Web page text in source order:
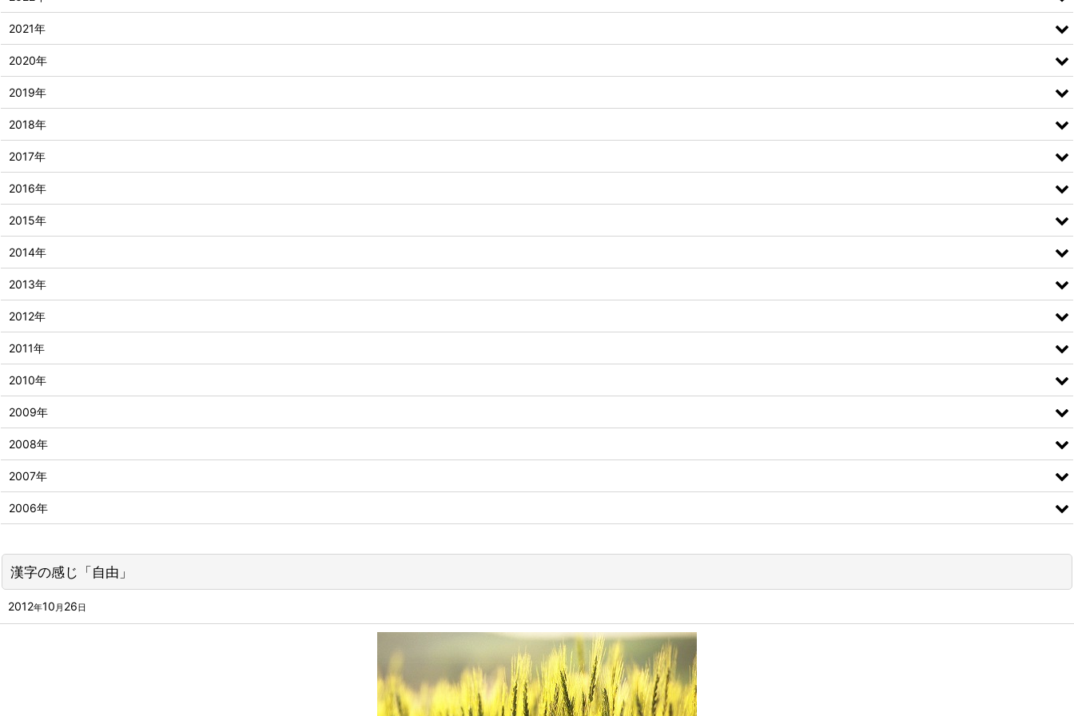
漢字の感じ「自由」
2012年10 月 26 日
2021年
2020年
2019年
2018年
2017年
2016年
2015年
2014年
2013年
2012年
2011年
2010年
2009年
2008年
2007年
2006年